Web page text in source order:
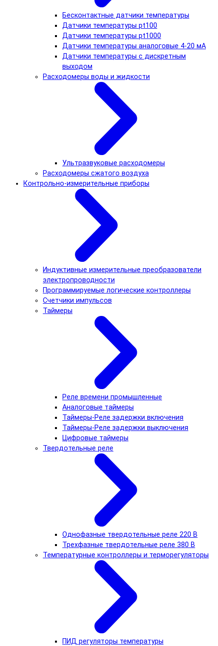
Бесконтактные датчики температуры
Датчики температуры pt100
Датчики температуры pt1000
Датчики температуры аналоговые 4-20 мА
Датчики температуры с дискретным
выходом
Расходомеры воды и жидкости
Ультразвуковые расходомеры
Расходомеры сжатого воздуха
Контрольно-измерительные приборы
Индуктивные измерительные преобразователи
электропроводности
Программируемые логические контроллеры
Счетчики импульсов
Таймеры
Реле времени промышленные
Аналоговые таймеры
Таймеры-Реле задержки включения
Таймеры-Реле задержки выключения
Цифровые таймеры
Твердотельные реле
Однофазные твердотельные реле 220 В
Трехфазные твердотельные реле 380 В
Температурные контроллеры и терморегуляторы
ПИД регуляторы температуры